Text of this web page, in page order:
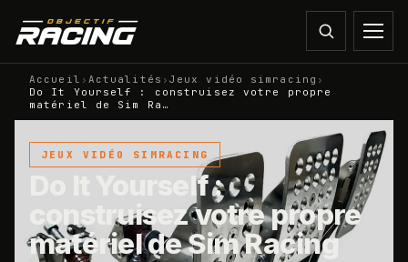
Accueil › Actualités › Jeux vidéo simracing ›
Do It Yourself : construisez votre propre
matériel de Sim Ra…
JEUX VIDÉO SIMRACING
Do It Yourself :
construisez votre propre
matériel de Sim Racing